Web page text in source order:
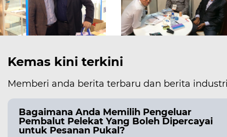
Kemas kini terkini
Memberi anda berita terbaru dan berita
Bagaimana Anda Memilih Pengeluar
Pembalut Pelekat Yang Boleh Dipercayai
untuk Pesanan Pukal?